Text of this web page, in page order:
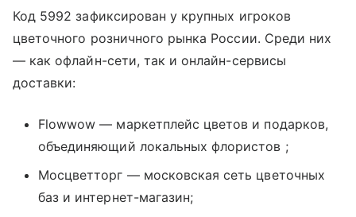
Код 5992 зафиксирован у крупных игроков
цветочного розничного рынка России. Среди них
— как офлайн-сети, так и онлайн-сервисы
доставки:
Flowwow — маркетплейс цветов и подарков,
объединяющий локальных флористов ;
Мосцветторг — московская сеть цветочных
баз и интернет-магазин;